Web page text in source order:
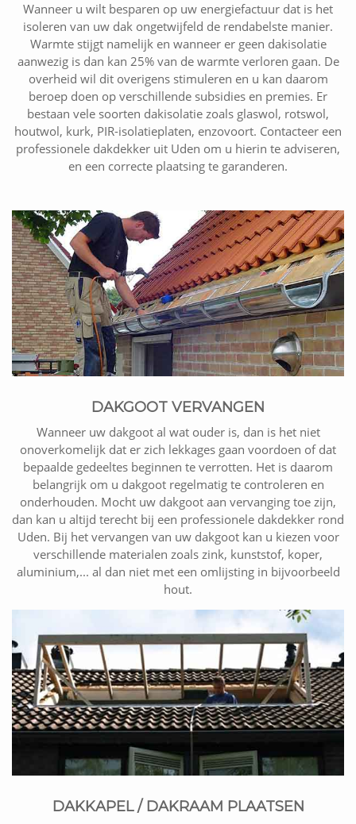
Wanneer u wilt besparen op uw energiefactuur dat is het
isoleren van uw dak ongetwijfeld de rendabelste manier.
Warmte stijgt namelijk en wanneer er geen dakisolatie
aanwezig is dan kan 25% van de warmte verloren gaan. De
overheid wil dit overigens stimuleren en u kan daarom
beroep doen op verschillende subsidies en premies. Er
bestaan vele soorten dakisolatie zoals glaswol, rotswol,
houtwol, kurk, PIR-isolatieplaten, enzovoort. Contacteer een
professionele dakdekker uit Uden om u hierin te adviseren,
en een correcte plaatsing te garanderen.
DAKGOOT VERVANGEN
Wanneer uw dakgoot al wat ouder is, dan is het niet
onoverkomelijk dat er zich lekkages gaan voordoen of dat
bepaalde gedeeltes beginnen te verrotten. Het is daarom
belangrijk om u dakgoot regelmatig te controleren en
onderhouden. Mocht uw dakgoot aan vervanging toe zijn,
dan kan u altijd terecht bij een professionele dakdekker rond
Uden. Bij het vervangen van uw dakgoot kan u kiezen voor
verschillende materialen zoals zink, kunststof, koper,
aluminium,... al dan niet met een omlijsting in bijvoorbeeld
hout.
DAKKAPEL / DAKRAAM PLAATSEN